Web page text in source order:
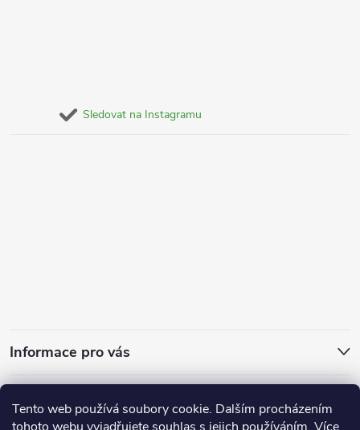
Tento web používá soubory cookie. Dalším procházením
Sledovat na Instagramu
Informace pro vás